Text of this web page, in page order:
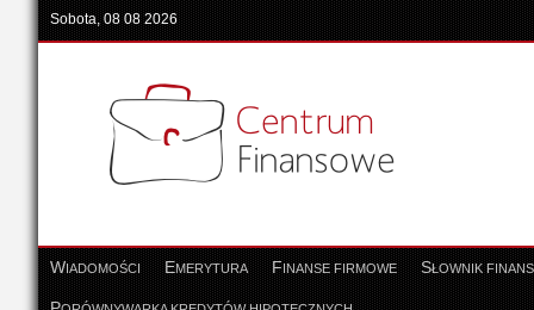
Sobota, 08 08 2026
WIADOMOŚCI EMERYTURA FINANSE FIRMOWE SŁOWNIK